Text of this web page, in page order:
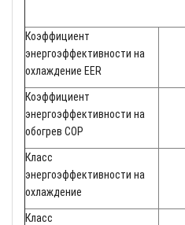
Коэффициент
энергоэффективности на
охлаждение EER
Коэффициент
энергоэффективности на
обогрев COP
Класс
энергоэффективности на
охлаждение
Класс